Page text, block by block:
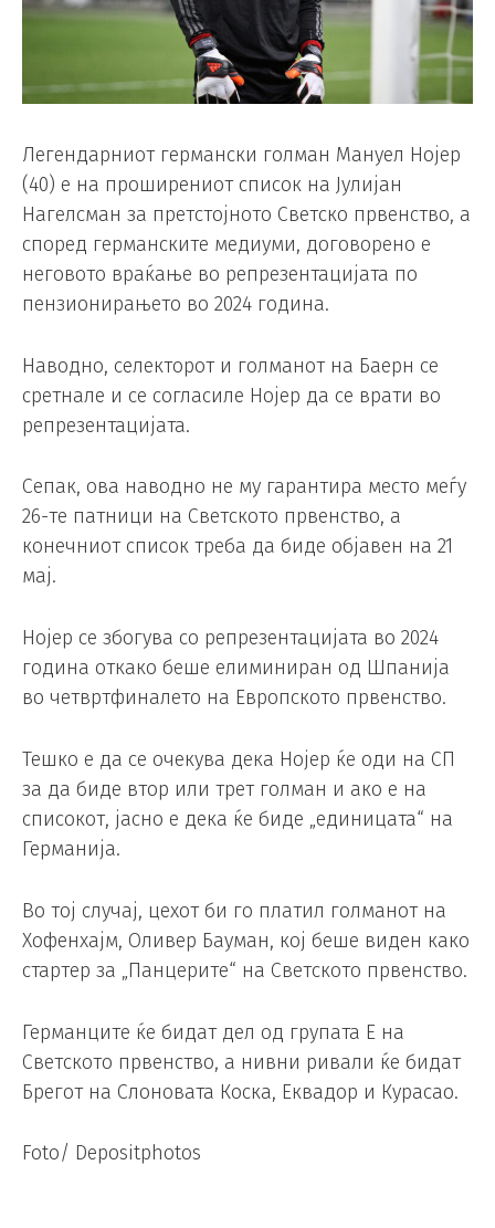
Легендарниот германски голман Мануел Нојер
(40) е на проширениот список на Јулијан
Нагелсман за претстојното Светско првенство, а
според германските медиуми, договорено е
неговото враќање во репрезентацијата по
пензионирањето во 2024 година.
Наводно, селекторот и голманот на Баерн се
сретнале и се согласиле Нојер да се врати во
репрезентацијата.
Сепак, ова наводно не му гарантира место меѓу
26-те патници на Светското првенство, а
конечниот список треба да биде објавен на 21
мај.
Нојер се збогува со репрезентацијата во 2024
година откако беше елиминиран од Шпанија
во четвртфиналето на Европското првенство.
Тешко е да се очекува дека Нојер ќе оди на СП
за да биде втор или трет голман и ако е на
списокот, јасно е дека ќе биде „единицата“ на
Германија.
Во тој случај, цехот би го платил голманот на
Хофенхајм, Оливер Бауман, кој беше виден како
стартер за „Панцерите“ на Светското првенство.
Германците ќе бидат дел од групата Е на
Светското првенство, а нивни ривали ќе бидат
Брегот на Слоновата Коска, Еквадор и Курасао.
Foto/ Depositphotos